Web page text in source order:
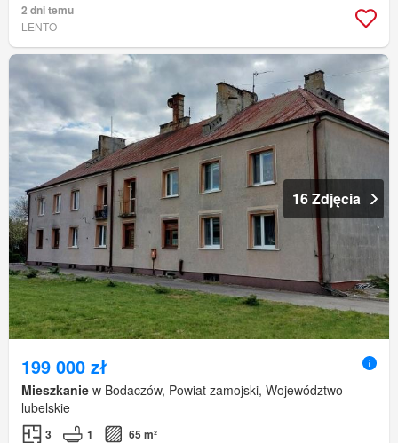
2 dni temu
LENTO
16 Zdjęcia
199 000 zł
Mieszkanie w Bodaczów, Powiat zamojski, Województwo
lubelskie
3 1 65 m²